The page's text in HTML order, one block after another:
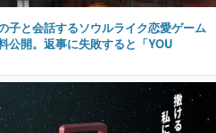
子と会話するソウルライク恋愛ゲーム
公開。返事に失敗すると「YOU